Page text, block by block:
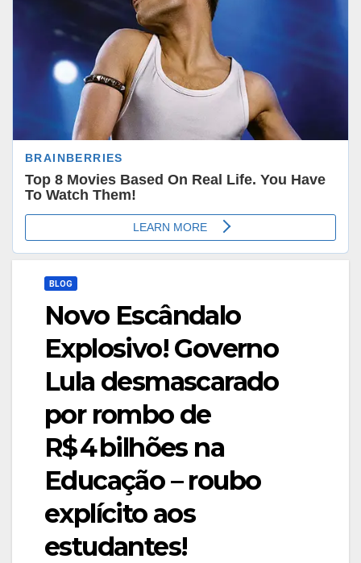
BLOG
Novo Escândalo
Explosivo! Governo
Lula desmascarado
por rombo de
R$ 4 bilhões na
Educação – roubo
explícito aos
estudantes!